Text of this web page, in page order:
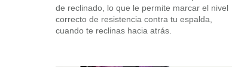
de reclinado, lo que le permite marcar el nivel
correcto de resistencia contra tu espalda,
cuando te reclinas hacia atrás.